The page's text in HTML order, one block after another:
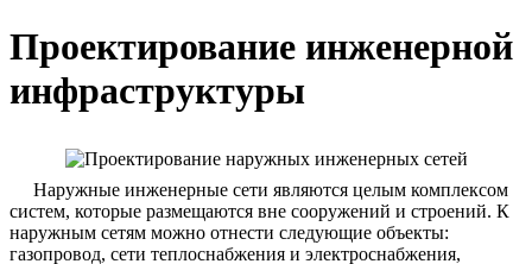
Проектирование инженерной
инфраструктуры
Наружные инженерные сети являются целым комплексом
систем, которые размещаются вне сооружений и строений. К
наружным сетям можно отнести следующие объекты:
газопровод, сети теплоснабжения и электроснабжения,